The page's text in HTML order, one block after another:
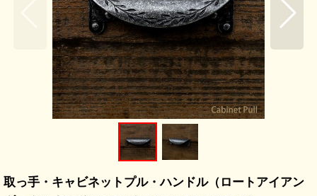
取っ手・キャビネットプル・ハンドル（ロートアイアン